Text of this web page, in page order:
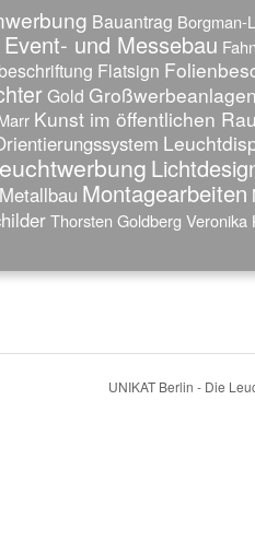
Bauantrag Borgman-
Event- und Messebau
Flatsign
Gold
Kunst im öffentlichen
Metallbau Montagearbeiten
Thorsten Goldberg Veronika
UNIKAT Berlin - Die